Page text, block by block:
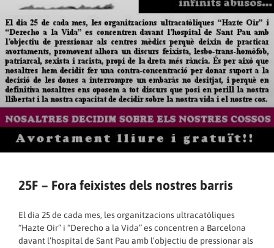
25F – Fora feixistes dels nostres barris
El dia 25 de cada mes, les organitzacions ultracatòliques
“Hazte Oir” i “Derecho a la Vida” es concentren a Barcelona
davant l’hospital de Sant Pau amb l’objectiu de pressionar als